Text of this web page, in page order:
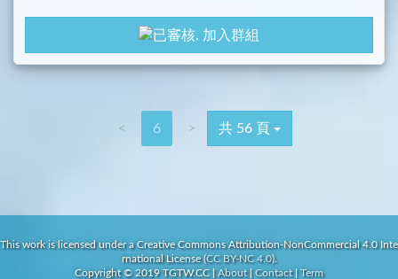
加入群組
< 6 > 共 56 頁
This work is licensed under a Creative Commons Attribution-NonCommercial 4.0 Inte
rnational License (CC BY-NC 4.0).
Copyright © 2019 TGTW.CC|About|Contact|Term